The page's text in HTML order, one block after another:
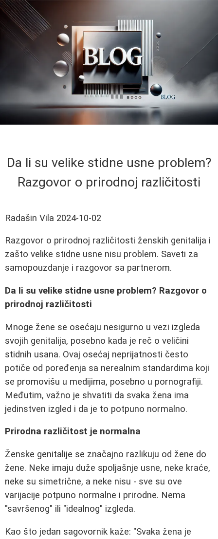
Da li su velike stidne usne problem?
Razgovor o prirodnoj različitosti
Radašin Vila 2024-10-02
Razgovor o prirodnoj različitosti ženskih genitalija i
zašto velike stidne usne nisu problem. Saveti za
samopouzdanje i razgovor sa partnerom.
Da li su velike stidne usne problem? Razgovor o
prirodnoj različitosti
Mnoge žene se osećaju nesigurno u vezi izgleda
svojih genitalija, posebno kada je reč o veličini
stidnih usana. Ovaj osećaj neprijatnosti često
potiče od poređenja sa nerealnim standardima koji
se promovišu u medijima, posebno u pornografiji.
Međutim, važno je shvatiti da svaka žena ima
jedinstven izgled i da je to potpuno normalno.
Prirodna različitost je normalna
Ženske genitalije se značajno razlikuju od žene do
žene. Neke imaju duže spoljašnje usne, neke kraće,
neke su simetrične, a neke nisu - sve su ove
varijacije potpuno normalne i prirodne. Nema
"savršenog" ili "idealnog" izgleda.
Kao što jedan sagovornik kaže: "Svaka žena je